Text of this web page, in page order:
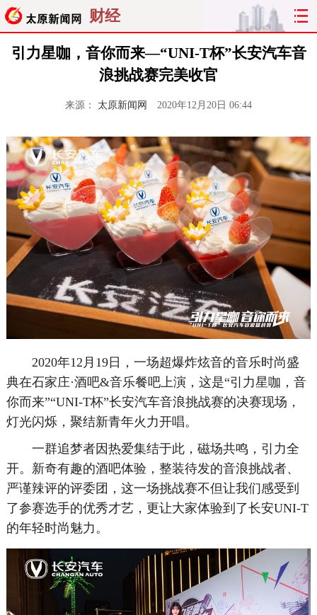
财经
引力星咖，音你而来—“UNI-T杯”长安汽车音
浪挑战赛完美收官
来源： 太原新闻网 2020年12月20日 06:44
2020年12月19日，一场超爆炸炫音的音乐时尚盛
典在石家庄·酒吧&音乐餐吧上演，这是“引力星咖，音
你而来”“UNI-T杯”长安汽车音浪挑战赛的决赛现场，
灯光闪烁，聚结新青年火力开唱。
一群追梦者因热爱集结于此，磁场共鸣，引力全
开。新奇有趣的酒吧体验，整装待发的音浪挑战者、
严谨辣评的评委团，这一场挑战赛不但让我们感受到
了参赛选手的优秀才艺，更让大家体验到了长安UNI-T
的年轻时尚魅力。